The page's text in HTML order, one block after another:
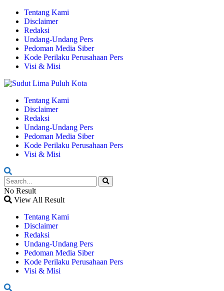
Tentang Kami
Disclaimer
Redaksi
Undang-Undang Pers
Pedoman Media Siber
Kode Perilaku Perusahaan Pers
Visi & Misi
Tentang Kami
Disclaimer
Redaksi
Undang-Undang Pers
Pedoman Media Siber
Kode Perilaku Perusahaan Pers
Visi & Misi
No Result
View All Result
Tentang Kami
Disclaimer
Redaksi
Undang-Undang Pers
Pedoman Media Siber
Kode Perilaku Perusahaan Pers
Visi & Misi